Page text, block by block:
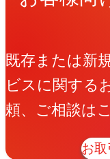
既存または新
ビスに関する
頼、ご相談は
お取